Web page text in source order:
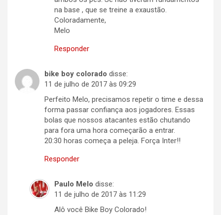
na base , que se treine a exaustão.
Coloradamente,
Melo
Responder
bike boy colorado disse:
11 de julho de 2017 às 09:29
Perfeito Melo, precisamos repetir o time e dessa
forma passar confiança aos jogadores. Essas
bolas que nossos atacantes estão chutando
para fora uma hora começarão a entrar.
20:30 horas começa a peleja. Força Inter!!
Responder
Paulo Melo disse:
11 de julho de 2017 às 11:29
Alô você Bike Boy Colorado!